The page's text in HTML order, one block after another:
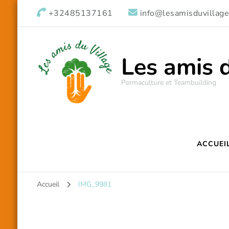
+32485137161
Les amis
Permaculture et Teambuilding
Accueil IMG_9981